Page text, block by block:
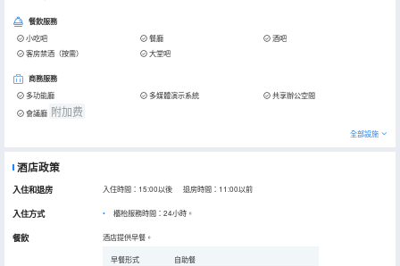
餐飲服務
小吃吧 餐廳
酒吧
客房禁酒（按需）
大堂吧
商務服務
多功能廳 多媒體演示系統
共享辦公空間
會議廳 附加费
全部設施
酒店政策
入住和退房 入住時間：15:00以後 退房時間：11:00以前
入住方式 櫃枱服務時間：24小時。
餐飲 酒店提供早餐。
早餐形式
自助餐